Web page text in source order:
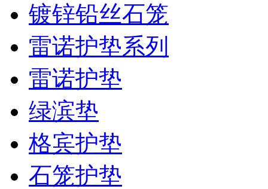
镀锌铅丝石笼
雷诺护垫系列
雷诺护垫
绿滨垫
格宾护垫
石笼护垫